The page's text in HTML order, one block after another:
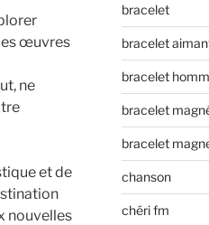
œuvres
ne
et de
nouvelles
bracelet
bracelet
bracelet
bracelet
bracelet
chanson
chéri fm